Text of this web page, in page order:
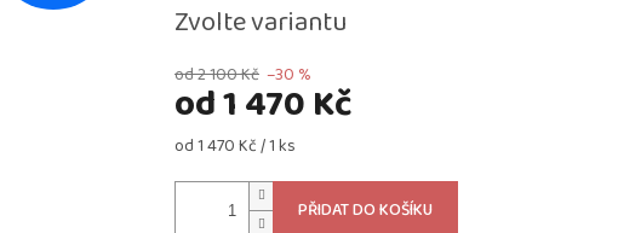
od 2 100 Kč –30 %
od1 470 Kč
Měrná
od 1 470 Kč / 1 ks
Zvolte variantu
PŘIDAT DO KOŠÍKU